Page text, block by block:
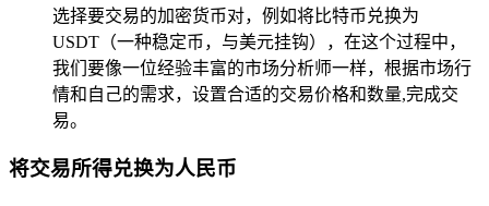
选择要交易的加密货币对，例如将比特币兑换为
USDT（一种稳定币，与美元挂钩），在这个过程中，
我们要像一位经验丰富的市场分析师一样，根据市场行
情和自己的需求，设置合适的交易价格和数量,完成交
易。
将交易所得兑换为人民币